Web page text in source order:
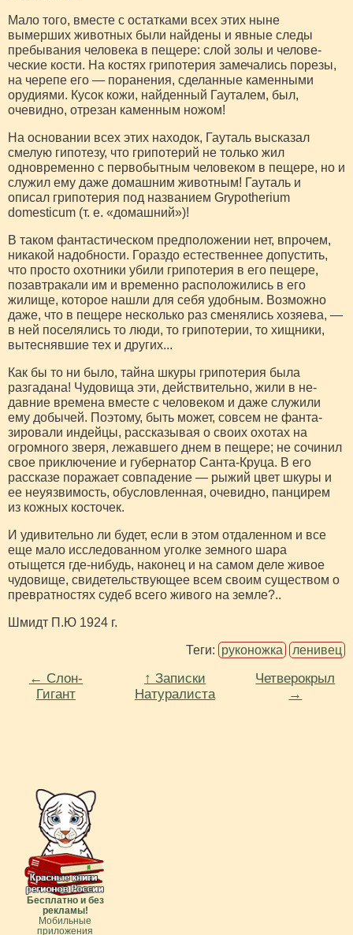
Мало того, вместе с остатками всех этих ныне
вымерших животных были найдены и явные следы
пребывания человека в пещере: слой золы и челове­
ческие кости. На костях грипотерия замечались по­резы,
на черепе его — поранения, сделанные каменными
орудиями. Кусок кожи, найденный Гауталем, был,
очевидно, отрезан каменным ножом!
На основании всех этих находок, Гауталь выска­зал
смелую гипотезу, что грипотерий не только жил
одновременно с первобытным человеком в пещере, но и
служил ему даже домашним животным! Гауталь и
описал грипотерия под названием Grypotherium
domesticum (т. е. «домашний»)!
В таком фантастическом предположении нет, впрочем,
никакой надобности. Гораздо естественнее допустить,
что просто охотники убили грипотерия в его пещере,
позавтракали им и временно расположились в его
жилище, которое нашли для себя удобным. Возможно
даже, что в пещере несколько раз сменялись хозяева, —
в ней поселялись то люди, то грипотерии, то хищники,
вытеснявшие тех и других...
Как бы то ни было, тайна шкуры грипотерия была
разгадана! Чудовища эти, действительно, жили в не­
давние времена вместе с человеком и даже служили
ему добычей. Поэтому, быть может, совсем не фанта­
зировали индейцы, рассказывая о своих охотах на
огромного зверя, лежавшего днем в пещере; не сочи­нил
свое приключение и губернатор Санта-Круца. В его
рассказе поражает совпадение — рыжий цвет шкуры и
ее неуязвимость, обусловленная, очевидно, панцирем
из кожных косточек.
И удивительно ли будет, если в этом отдален­ном и все
еще мало исследованном уголке земного шара
отыщется где-нибудь, наконец и на самом деле живое
чудовище, свидетельствующее всем своим существом о
превратностях судеб всего живого на земле?..
Шмидт П.Ю 1924 г.
Теги: руконожка ленивец
← Слон-
Гигант
↑ Записки
Натуралиста
Четверокрыл
→
Бесплатно и без
рекламы!
Мобильные
приложения